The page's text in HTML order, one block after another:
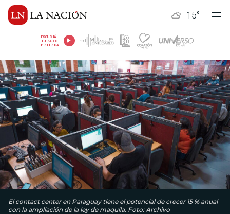
15°
ESCUCHÁ
TU RADIO
PREFERIDA
El contact center en Paraguay tiene el potencial de crecer 15 % anual
con la ampliación de la ley de maquila. Foto: Archivo